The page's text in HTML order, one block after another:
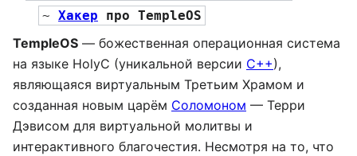
~ Хакер про TempleOS
TempleOS — божественная операционная система
на языке HolyC (уникальной версии C++),
являющаяся виртуальным Третьим Храмом и
созданная новым царём Соломоном — Терри
Дэвисом для виртуальной молитвы и
интерактивного благочестия. Несмотря на то, что